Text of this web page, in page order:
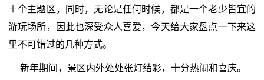
＋个主题区，同时，无论是任何时候，都是一个老少皆宜的
游玩场所，因此也深受众人喜爱，今天给大家盘点一下来这
里不可错过的几种方式。
新年期间，景区内外处处张灯结彩，十分热闹和喜庆。